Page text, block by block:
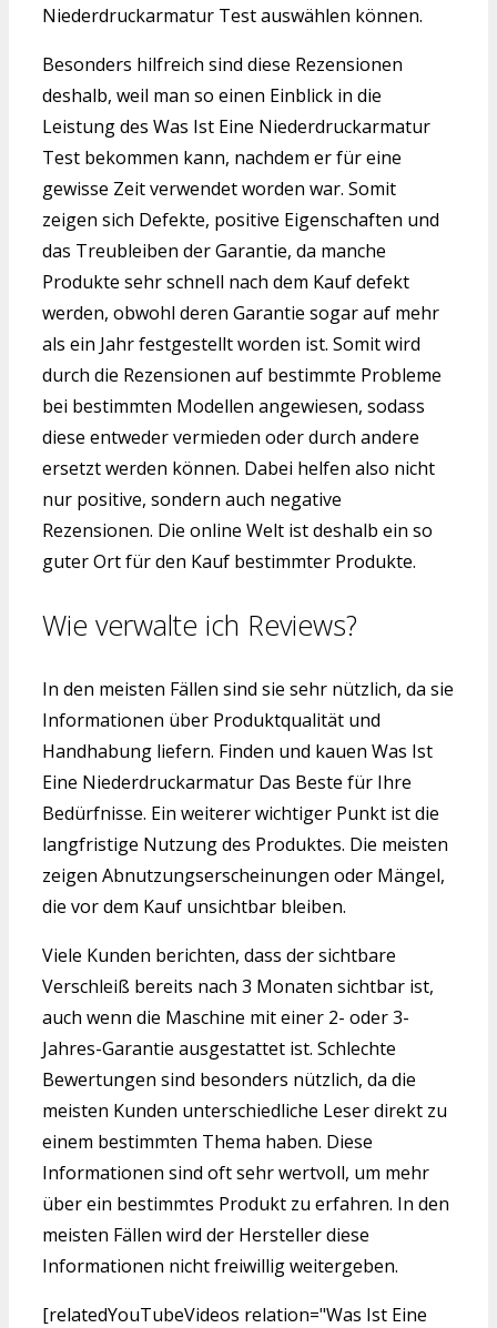
Niederdruckarmatur Test auswählen können.
Besonders hilfreich sind diese Rezensionen
deshalb, weil man so einen Einblick in die
Leistung des Was Ist Eine Niederdruckarmatur
Test bekommen kann, nachdem er für eine
gewisse Zeit verwendet worden war. Somit
zeigen sich Defekte, positive Eigenschaften und
das Treubleiben der Garantie, da manche
Produkte sehr schnell nach dem Kauf defekt
werden, obwohl deren Garantie sogar auf mehr
als ein Jahr festgestellt worden ist. Somit wird
durch die Rezensionen auf bestimmte Probleme
bei bestimmten Modellen angewiesen, sodass
diese entweder vermieden oder durch andere
ersetzt werden können. Dabei helfen also nicht
nur positive, sondern auch negative
Rezensionen. Die online Welt ist deshalb ein so
guter Ort für den Kauf bestimmter Produkte.
Wie verwalte ich Reviews?
In den meisten Fällen sind sie sehr nützlich, da sie
Informationen über Produktqualität und
Handhabung liefern. Finden und kauen Was Ist
Eine Niederdruckarmatur Das Beste für Ihre
Bedürfnisse. Ein weiterer wichtiger Punkt ist die
langfristige Nutzung des Produktes. Die meisten
zeigen Abnutzungserscheinungen oder Mängel,
die vor dem Kauf unsichtbar bleiben.
Viele Kunden berichten, dass der sichtbare
Verschleiß bereits nach 3 Monaten sichtbar ist,
auch wenn die Maschine mit einer 2- oder 3-
Jahres-Garantie ausgestattet ist. Schlechte
Bewertungen sind besonders nützlich, da die
meisten Kunden unterschiedliche Leser direkt zu
einem bestimmten Thema haben. Diese
Informationen sind oft sehr wertvoll, um mehr
über ein bestimmtes Produkt zu erfahren. In den
meisten Fällen wird der Hersteller diese
Informationen nicht freiwillig weitergeben.
[relatedYouTubeVideos relation="Was Ist Eine